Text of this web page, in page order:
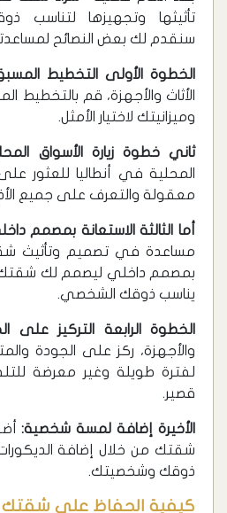
تأثيثها وتجهيزها لتناسب
سنقدم لك بعض النصائح
الخطوة الأولى التخطيط
الأثاث والأجهزة، قم بالتخطيط
وميزانيتك لاختيار الأمثل.
ثاني خطوة زيارة الأسواق
المحلية في أنطاليا للعثور على
معقولة والتعرف على جميع
أما الثالثة الاستعانة بمصمم
مساعدة في تصميم وتأثيث
بمصمم داخلي ليصمم لك شقتك
يناسب ذوقك الشخصي.
الخطوة الرابعة التركيز على
والأجهزة، ركز على الجودة
لفترة طويلة وغير معرضة
قصير.
الأخيرة إضافة لمسة شخصية:
شقتك من خلال إضافة
ذوقك وشخصيتك.
كيفية الحفاظ على شقتك